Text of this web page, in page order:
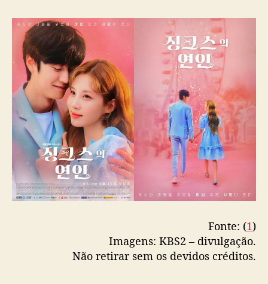
a
F
i
r
s
t
’
d
i
v
u
l
g
a
v
o
Fonte: (1)
Imagens: KBS2 – divulgação.
Não retirar sem os devidos créditos.